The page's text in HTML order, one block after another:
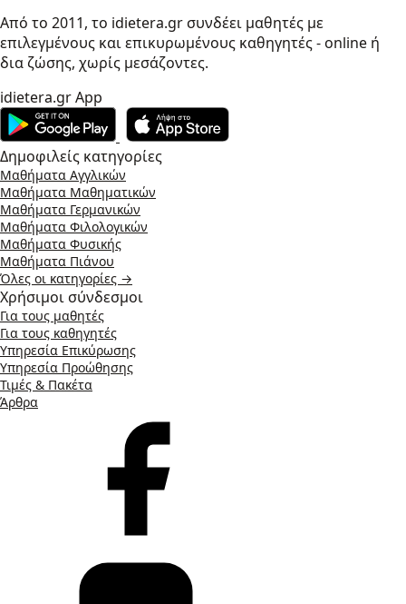
Από το 2011, το idietera.gr συνδέει μαθητές με
επιλεγμένους και επικυρωμένους καθηγητές - online ή
δια ζώσης, χωρίς μεσάζοντες.
idietera.gr App
Δημοφιλείς κατηγορίες
Μαθήματα Αγγλικών
Μαθήματα Μαθηματικών
Μαθήματα Γερμανικών
Μαθήματα Φιλολογικών
Μαθήματα Φυσικής
Μαθήματα Πιάνου
Όλες οι κατηγορίες →
Χρήσιμοι σύνδεσμοι
Για τους μαθητές
Για τους καθηγητές
Υπηρεσία Επικύρωσης
Υπηρεσία Προώθησης
Τιμές & Πακέτα
Άρθρα